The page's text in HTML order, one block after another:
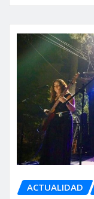
ACTUALIDAD